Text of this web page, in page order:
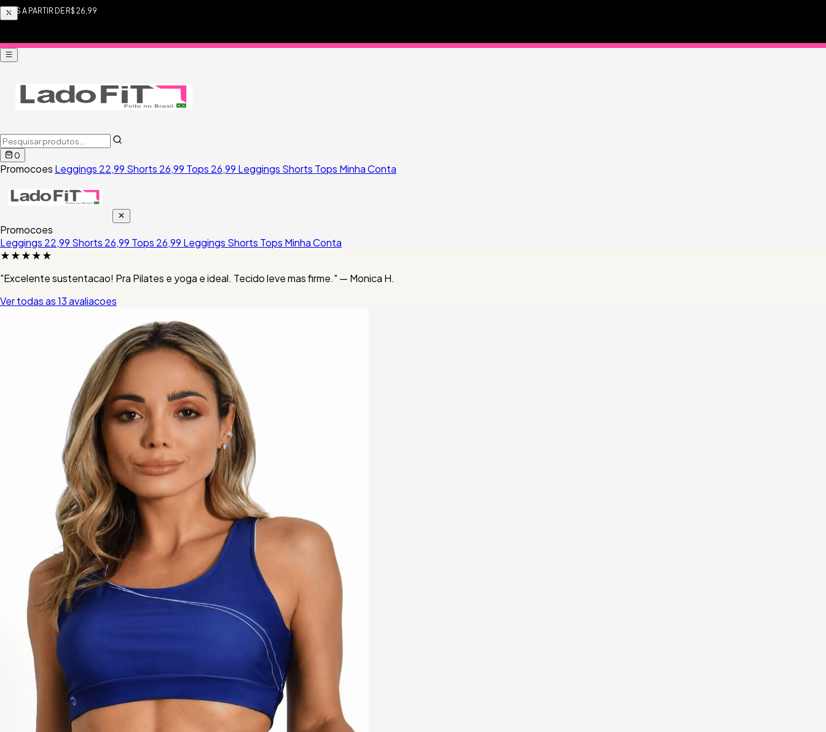
SHORTS A PARTIR DE R$ 26,99
0
Promocoes Leggings 22,99 Shorts 26,99 Tops 26,99 Leggings Shorts Tops Minha Conta
Promocoes
Leggings 22,99 Shorts 26,99 Tops 26,99 Leggings Shorts Tops Minha Conta
★★★★★
"Excelente sustentacao! Pra Pilates e yoga e ideal. Tecido leve mas firme." — Monica H.
Ver todas as 13 avaliacoes